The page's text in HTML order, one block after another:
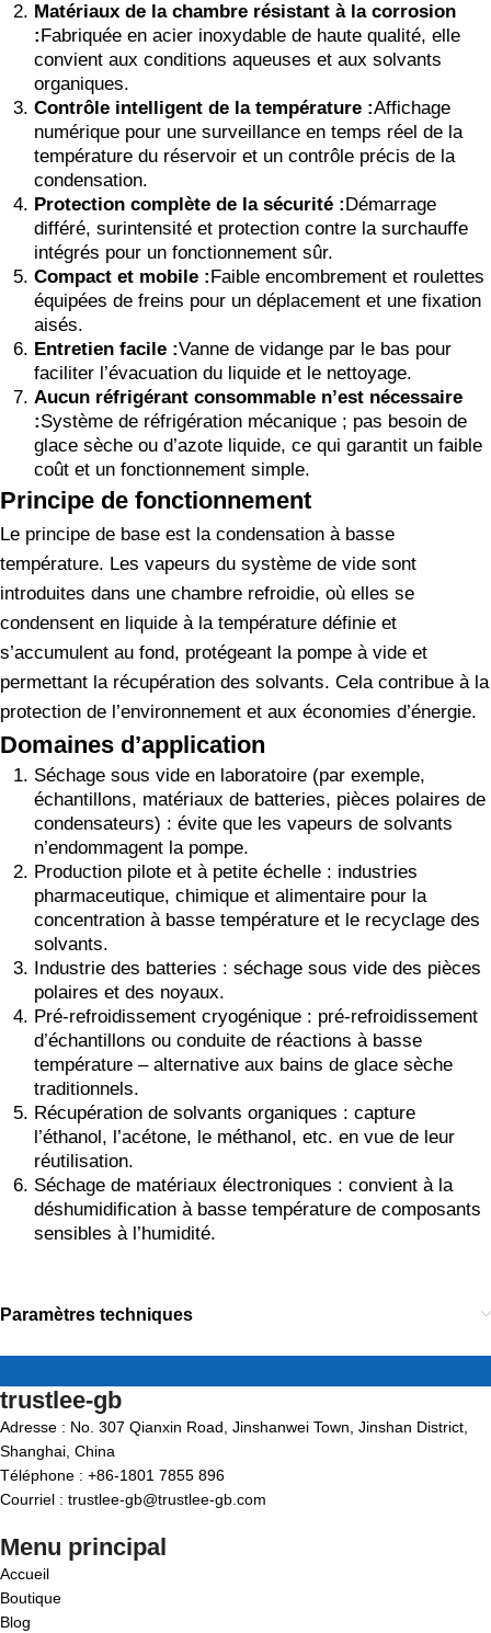
Matériaux de la chambre résistant à la corrosion
:Fabriquée en acier inoxydable de haute qualité, elle
convient aux conditions aqueuses et aux solvants
organiques.
Contrôle intelligent de la température :Affichage
numérique pour une surveillance en temps réel de la
température du réservoir et un contrôle précis de la
condensation.
Protection complète de la sécurité :Démarrage
différé, surintensité et protection contre la surchauffe
intégrés pour un fonctionnement sûr.
Compact et mobile :Faible encombrement et roulettes
équipées de freins pour un déplacement et une fixation
aisés.
Entretien facile :Vanne de vidange par le bas pour
faciliter l’évacuation du liquide et le nettoyage.
Aucun réfrigérant consommable n’est nécessaire
:Système de réfrigération mécanique ; pas besoin de
glace sèche ou d’azote liquide, ce qui garantit un faible
coût et un fonctionnement simple.
Principe de fonctionnement
Le principe de base est la condensation à basse
température. Les vapeurs du système de vide sont
introduites dans une chambre refroidie, où elles se
condensent en liquide à la température définie et
s’accumulent au fond, protégeant la pompe à vide et
permettant la récupération des solvants. Cela contribue à la
protection de l’environnement et aux économies d’énergie.
Domaines d’application
Séchage sous vide en laboratoire (par exemple,
échantillons, matériaux de batteries, pièces polaires de
condensateurs) : évite que les vapeurs de solvants
n’endommagent la pompe.
Production pilote et à petite échelle : industries
pharmaceutique, chimique et alimentaire pour la
concentration à basse température et le recyclage des
solvants.
Industrie des batteries : séchage sous vide des pièces
polaires et des noyaux.
Pré-refroidissement cryogénique : pré-refroidissement
d’échantillons ou conduite de réactions à basse
température – alternative aux bains de glace sèche
traditionnels.
Récupération de solvants organiques : capture
l’éthanol, l’acétone, le méthanol, etc. en vue de leur
réutilisation.
Séchage de matériaux électroniques : convient à la
déshumidification à basse température de composants
sensibles à l’humidité.
Paramètres techniques
trustlee-gb
Adresse : No. 307 Qianxin Road, Jinshanwei Town, Jinshan District,
Shanghai, China
Téléphone : +86-1801 7855 896
Courriel : trustlee-gb@trustlee-gb.com
Menu principal
Accueil
Boutique
Blog